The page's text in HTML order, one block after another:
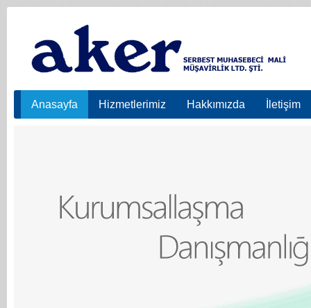
Anasayfa Hizmetlerimiz Hakkımızda İletişim